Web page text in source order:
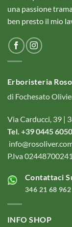
una passione
ben presto il mio
Erboristeria
di Fochesato
Via Carducci, 39 |
Tel. +39 0445
P.Iva
Contattaci
346 21 68 962
INFO SHOP